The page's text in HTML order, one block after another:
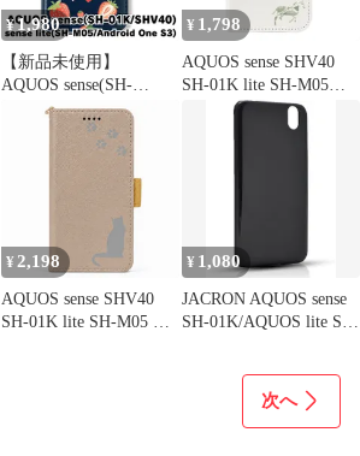
¥1,980
【新品未使用】
AQUOS sense(SH-
01K/SHV40) 手帳型ス
マホ ケース (色：ネイ
ビー×いちご総柄) いち
ご 苺 リボン ストロー
ベリー フルーツ 総柄
flip2-sh01k-nv-576
¥ 1,798
AQUOS sense SHV40
SH-01K lite SH-M05
android one S3 ケース
カバー 手帳型 うま 馬
SH-01Kケース SH-01K
カバー SHV40ケース
¥ 2,198
AQUOS sense SHV40
SH-01K lite SH-M05 ケ
¥ 1,080
JACRON AQUOS sense
SH-01K/AQUOS lite SH-
紋防止 衝撃吸収 着脱簡
単 アクオス センス
次へ